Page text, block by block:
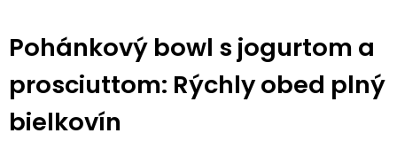
Pohánkový bowl s jogurtom a
prosciuttom: Rýchly obed plný
bielkovín